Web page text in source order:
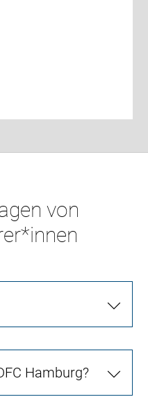
von
Hamburg?